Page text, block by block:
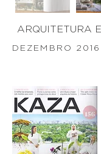
ARQUITETURA
DEZEMBRO 2016